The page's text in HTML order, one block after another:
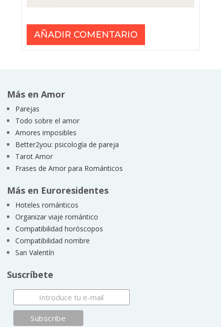
Más en Amor
Parejas
Todo sobre el amor
Amores imposibles
Better2you: psicología de pareja
Tarot Amor
Frases de Amor para Románticos
Más en Euroresidentes
Hoteles románticos
Organizar viaje romántico
Compatibilidad horóscopos
Compatibilidad nombre
San Valentín
Suscríbete